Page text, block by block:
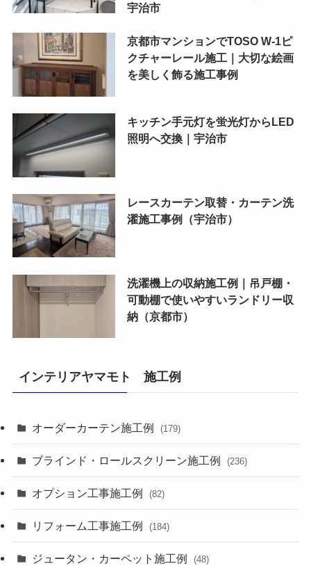
宇治市
京都市マンションでTOSO W-1ピ
クチャーレール施工｜大切な絵画
を美しく飾る施工事例
キッチン手元灯を蛍光灯からLED
照明へ交換｜宇治市
レースカーテン取替・カーテン洗
濯施工事例（宇治市）
洗濯機上の収納施工例｜吊戸棚・
可動棚で使いやすいランドリー収
納（京都市）
インテリアヤマモト 施工例
オーダーカーテン施工例 (179)
ブラインド・ロールスクリーン施工例 (236)
オプション工事施工例 (82)
リフォーム工事施工例 (184)
ジュータン・カーペット施工例 (48)